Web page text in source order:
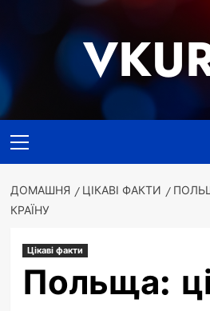
меню
ДОМАШНЯ ЦІКАВІ ФАКТИ
КРАЇНУ
Цікаві факти
Польща: